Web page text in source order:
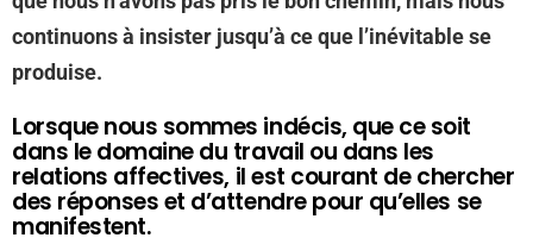
continuons à insister jusqu’à ce que l’inévitable se
produise.
Lorsque nous sommes indécis, que ce soit
dans le domaine du travail ou dans les
relations affectives, il est courant de chercher
des réponses et d’attendre pour qu’elles se
manifestent.